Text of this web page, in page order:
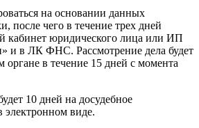
на основании данных
после чего в течение трех дней
кабинет юридического лица или ИП
и в ЛК ФНС. Рассмотрение дела будет
органе в течение 15 дней с момента
10 дней на досудебное
электронном виде.